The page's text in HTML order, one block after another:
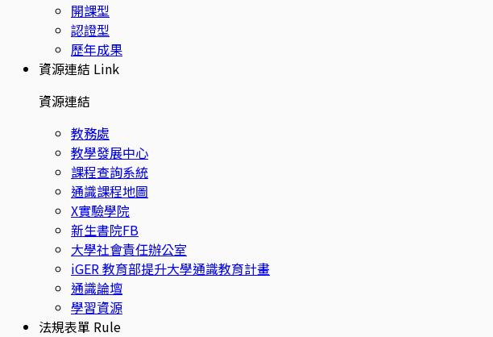
開課型
認證型
歷年成果
資源連結 Link
資源連結
教務處
教學發展中心
課程查詢系統
通識課程地圖
X實驗學院
新生書院FB
大學社會責任辦公室
iGER 教育部提升大學通識教育計畫
通識論壇
學習資源
法規表單 Rule